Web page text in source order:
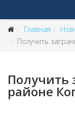
Главная
Получить
Получить
районе